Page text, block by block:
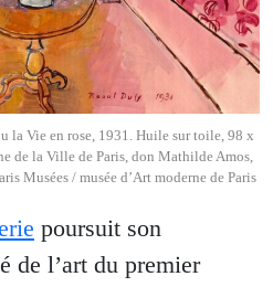
la Vie en rose, 1931. Huile sur toile, 98 x
de la Ville de Paris, don Mathilde Amos,
Musées / musée d’Art moderne de Paris
poursuit son
de l’art du premier